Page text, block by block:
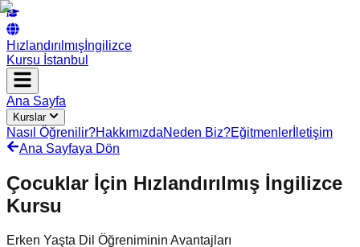
Hızlandırılmış İngilizce
Kursu İstanbul
Ana Sayfa
Kurslar
Nasıl Öğrenilir?HakkımızdaNeden Biz?Eğitmenler İletişim
Ana Sayfaya Dön
Çocuklar İçin Hızlandırılmış İngilizce
Kursu
Erken Yaşta Dil Öğreniminin Avantajları